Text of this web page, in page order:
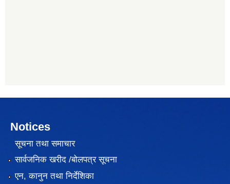
Notices
सूचना तथा समाचार
सार्वजनिक खरीद /बोलपत्र सूचना
एन, कानुन तथा निर्देशिका